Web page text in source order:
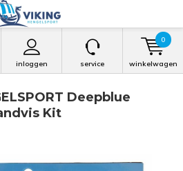
inloggen service winkelwagen
0
Deepblue
Kit